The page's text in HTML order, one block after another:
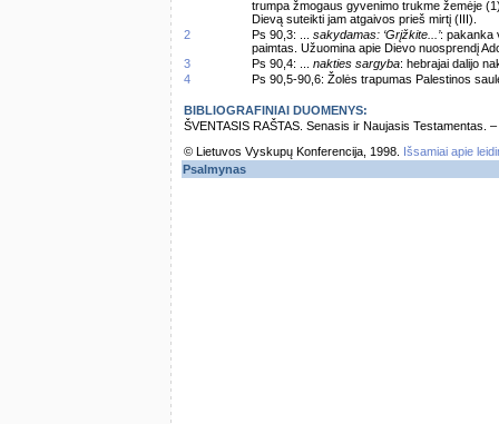
trumpa žmogaus gyvenimo trukme žemėje
Dievą suteikti jam atgaivos prieš mirtį (III).
2
Ps 90,3: ... sakydamas: ‘Grįžkite...’: pakanka
paimtas. Užuomina apie Dievo nuosprendį
3
Ps 90,4: ... nakties sargyba: hebrajai dalijo
4
Ps 90,5-90,6: Žolės trapumas Palestinos
BIBLIOGRAFINIAI DUOMENYS:
ŠVENTASIS RAŠTAS. Senasis ir Naujasis Testamentas.
© Lietuvos Vyskupų Konferencija, 1998.
Išsamiai apie
Psalmynas